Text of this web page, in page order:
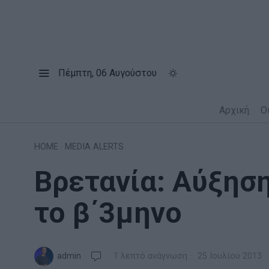
Πέμπτη, 06 Αυγούστου
Αρχική
HOME MEDIA ALERTS
Βρετανία:
το β΄3μηνο
admin 1 λεπτό ανάγνωση 25 Ιουλίου 2013